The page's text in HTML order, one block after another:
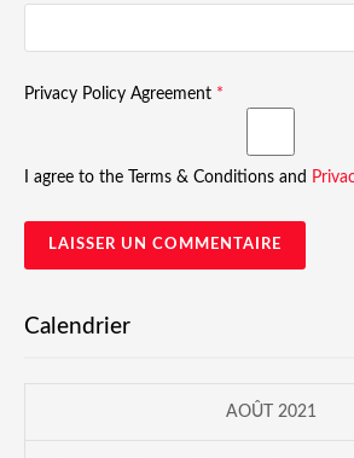
Privacy Policy Agreement *
I agree to the Terms & Conditions and
Calendrier
AOÛT 2021